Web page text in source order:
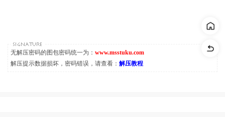
无解压密码的图包密码统一为： www.msstuku.com
解压提示数据损坏，密码错误，请查看： 解压教程